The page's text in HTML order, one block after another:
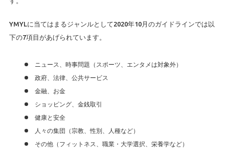
YMYLに当てはまるジャンルとして2020年10月のガイドラインでは以
下の7項目があげられています。
ニュース、時事問題（スポーツ、エンタメは対象外）
政府、法律、公共サービス
金融、お金
ショッピング、金銭取引
健康と安全
人々の集団（宗教、性別、人種など）
その他（フィットネス、職業・大学選択、栄養学など）